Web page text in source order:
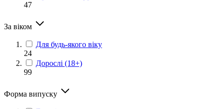
47
За віком
Для будь-якого віку
24
Дорослі (18+)
99
Форма випуску